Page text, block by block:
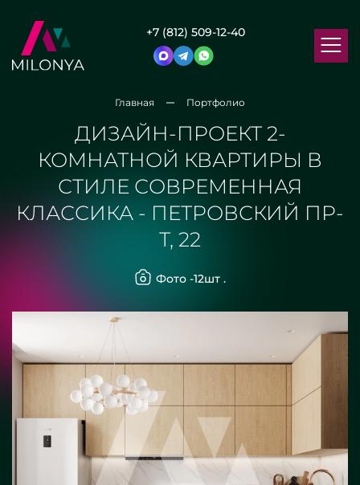
+7 (812) 509-12-40
Главная Портфолио
ДИЗАЙН-ПРОЕКТ 2-
КОМНАТНОЙ КВАРТИРЫ В
СТИЛЕ СОВРЕМЕННАЯ
КЛАССИКА - ПЕТРОВСКИЙ ПР-
Т, 22
Фото -12шт .